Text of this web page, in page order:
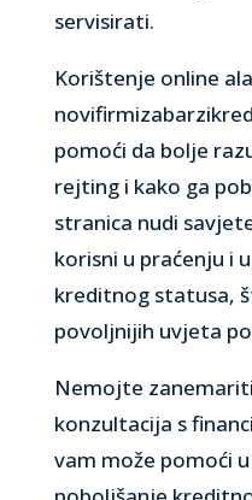
servisirati.
Korištenje online
pomoći da bolje
rejting i kako ga
stranica nudi
korisni u praćenju i
kreditnog statusa,
povoljnijih uvjeta
Nemojte
konzultacija s
vam može pomoći